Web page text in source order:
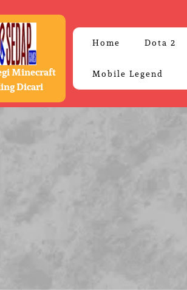
Minecraft
Dicari
Home Dota 2
Mobile Legend